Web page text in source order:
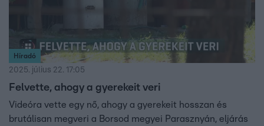
Híradó
2025. július 22. 17:05
Felvette, ahogy a gyerekeit veri
Videóra vette egy nő, ahogy a gyerekeit hosszan és
brutálisan megveri a Borsod megyei Parasznyán, eljárás